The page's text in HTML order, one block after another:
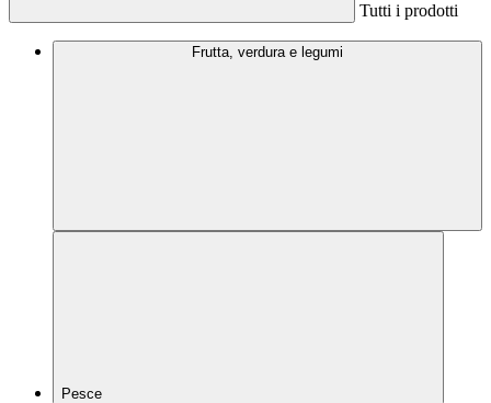
Tutti i prodotti
Frutta, verdura e legumi
Pesce